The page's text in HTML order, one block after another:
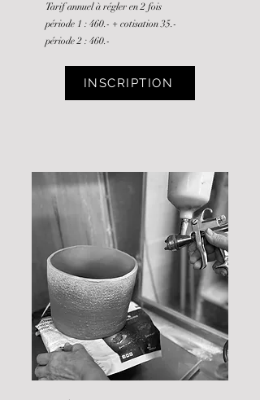
Tarif annuel à régler en 2 fois
période 1 : 460.- + cotisation 35.-
période 2 : 460.-
INSCRIPTION